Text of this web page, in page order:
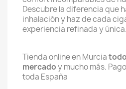
Descubre la diferencia que
inhalación y haz de cada
experiencia refinada y única.
Tienda online en Murcia
mercadoy mucho más.
toda España